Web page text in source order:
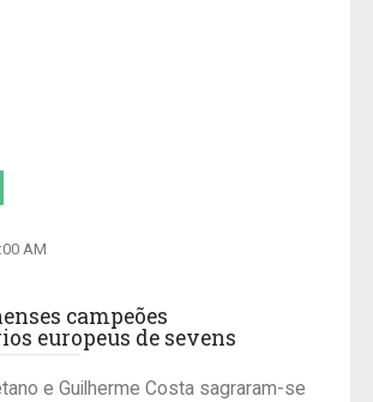
AM
campeões
europeus de sevens
e Guilherme Costa sagraram-se